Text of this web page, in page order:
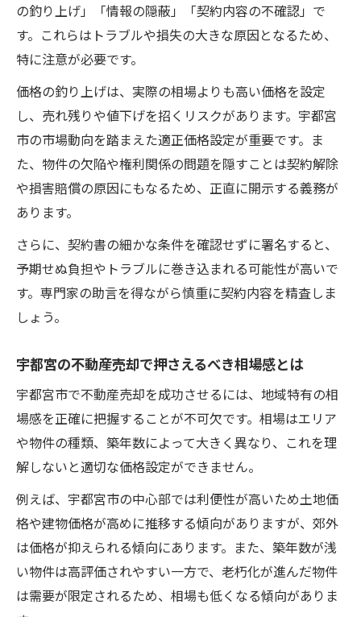
の釣り上げ」「情報の隠蔽」「契約内容の不確認」で
す。これらはトラブルや損失の大きな原因となるため、
特に注意が必要です。
価格の釣り上げは、実際の相場よりも高い価格を設定
し、売れ残りや値下げを招くリスクがあります。宇都宮
市の市場動向を踏まえた適正価格設定が重要です。ま
た、物件の欠陥や権利関係の問題を隠すことは契約解除
や損害賠償の原因にもなるため、正直に開示する義務が
あります。
さらに、契約書の細かな条件を確認せずに署名すると、
予期せぬ負担やトラブルに巻き込まれる可能性が高いで
す。専門家の助言を得ながら慎重に契約内容を精査しま
しょう。
宇都宮の不動産売却で押さえるべき相場感とは
宇都宮市で不動産売却を成功させるには、地域特有の相
場感を正確に把握することが不可欠です。相場はエリア
や物件の種類、築年数によって大きく異なり、これを理
解しないと適切な価格設定ができません。
例えば、宇都宮市の中心部では利便性が高いため土地価
格や建物価格が高めに推移する傾向がありますが、郊外
は価格が抑えられる傾向にあります。また、築年数が浅
い物件は高評価されやすい一方で、老朽化が進んだ物件
は需要が限定されるため、相場も低くなる傾向がありま